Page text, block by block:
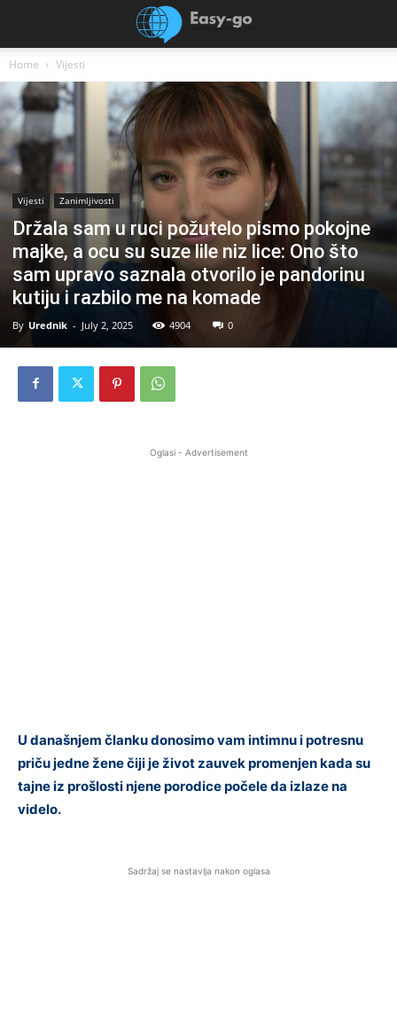
Home Vijesti
Vijesti Zanimljivosti
Držala sam u ruci požutelo pismo pokojne
majke, a ocu su suze lile niz lice: Ono što
sam upravo saznala otvorilo je pandorinu
kutiju i razbilo me na komade
By Urednik - July 2, 2025 4904 0
Oglasi - Advertisement
U današnjem članku donosimo vam intimnu i potresnu
priču jedne žene čiji je život zauvek promenjen kada su
tajne iz prošlosti njene porodice počele da izlaze na
videlo.
Sadržaj se nastavlja nakon oglasa